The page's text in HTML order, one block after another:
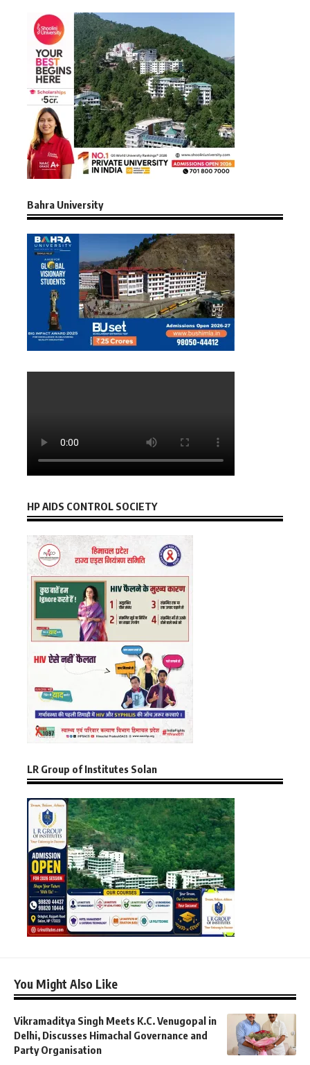
Bahra University
HP AIDS CONTROL SOCIETY
LR Group of Institutes Solan
You Might Also Like
Vikramaditya Singh Meets K.C. Venugopal in
Delhi, Discusses Himachal Governance and
Party Organisation